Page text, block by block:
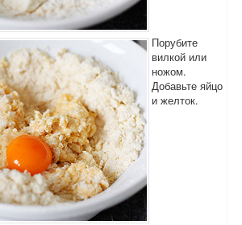
Порубите
вилкой или
ножом.
Добавьте яйцо
и желток.